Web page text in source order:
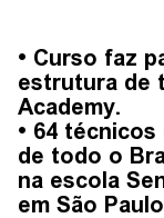
• Curso faz
estrutura de
Academy.
• 64 técnicos
de todo o
na escola
em São